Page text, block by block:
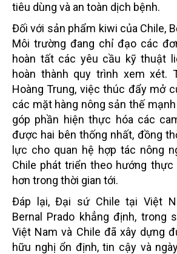
tiêu dùng và an toàn dịch bệnh.
Đối với sản phẩm kiwi của Chile,
Môi trường đang chỉ đạo các
hoàn tất các yêu cầu kỹ thuật
hoàn thành quy trình xem xét.
Hoàng Trung, việc thúc đẩy mở
các mặt hàng nông sản thế
góp phần hiện thực hóa các
được hai bên thống nhất, đồng
lực cho quan hệ hợp tác nông
Chile phát triển theo hướng thực
hơn trong thời gian tới.
Đáp lại, Đại sứ Chile tại Việt
Bernal Prado khẳng định, trong
Việt Nam và Chile đã xây dựng
hữu nghị ổn định, tin cậy và